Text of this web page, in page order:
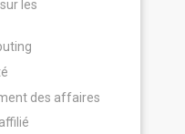
les
des affaires